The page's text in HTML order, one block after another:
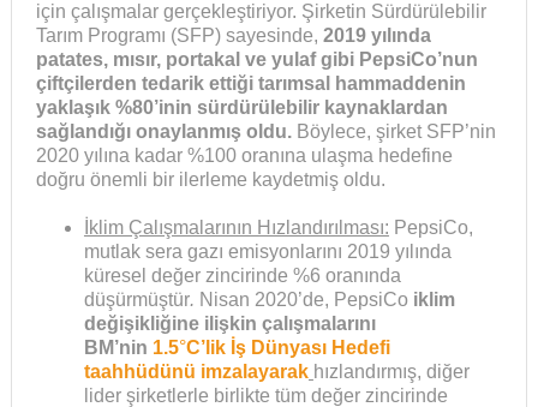
için çalışmalar gerçekleştiriyor. Şirketin Sürdürülebilir
Tarım Programı (SFP) sayesinde, 2019 yılında
patates, mısır, portakal ve yulaf gibi PepsiCo’nun
çiftçilerden tedarik ettiği tarımsal hammaddenin
yaklaşık %80’inin sürdürülebilir kaynaklardan
sağlandığı onaylanmış oldu. Böylece, şirket SFP’nin
2020 yılına kadar %100 oranına ulaşma hedefine
doğru önemli bir ilerleme kaydetmiş oldu.
İklim Çalışmalarının Hızlandırılması: PepsiCo,
mutlak sera gazı emisyonlarını 2019 yılında
küresel değer zincirinde %6 oranında
düşürmüştür. Nisan 2020’de, PepsiCo iklim
değişikliğine ilişkin çalışmalarını
BM’nin 1.5°C’lik İş Dünyası Hedefi
taahhüdünü imzalayarak hızlandırmış, diğer
lider şirketlerle birlikte tüm değer zincirinde